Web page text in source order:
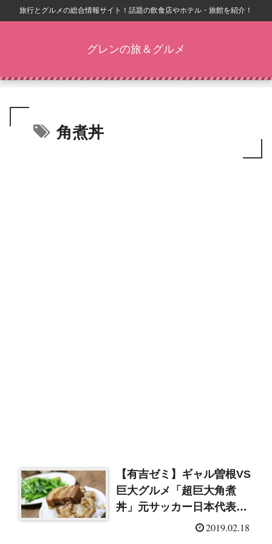
旅行とグルメの総合情報サイト！話題の飲食店やホテル・旅館を紹介！
グレンの旅＆グルメ
角煮丼
【有吉ゼミ】ギャル曽根VS
巨大グルメ「超巨大角煮
丼」元サッカー日本代表・
2019.02.18